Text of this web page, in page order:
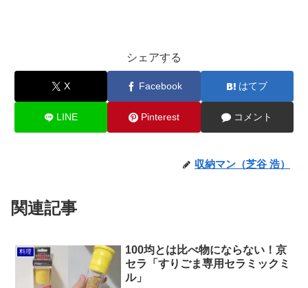
シェアする
X Facebook はてブ
LINE Pinterest コメント
収納マン（芝谷 浩）
関連記事
料理
100均とは比べ物にならない！京
セラ「すりごま専用セラミックミ
ル」